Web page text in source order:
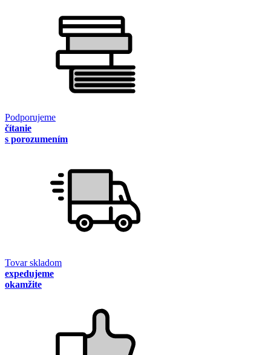
Podporujeme
čítanie
s porozumením
Tovar skladom
expedujeme
okamžite